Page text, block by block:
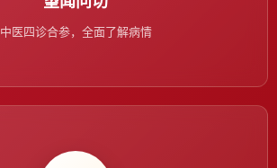
中医四诊合参，全面了解病情